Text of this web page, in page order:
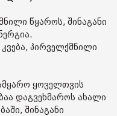
წყაროს, შინაგანი
პირველქმნილი
ყოველთვის
დაგვეხმაროს ახალი
შინაგანი